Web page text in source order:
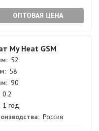
ОПТОВАЯ ЦЕНА
My Heat GSM
52
58
90
0.2
1 год
Россия